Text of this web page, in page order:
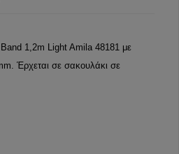
1,2m Light Amila 48181 με
Έρχεται σε σακουλάκι σε